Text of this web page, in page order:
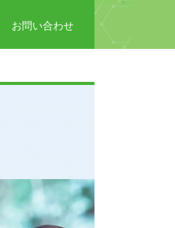
お問い合わせ